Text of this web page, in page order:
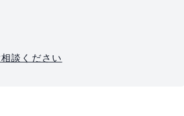
談ください